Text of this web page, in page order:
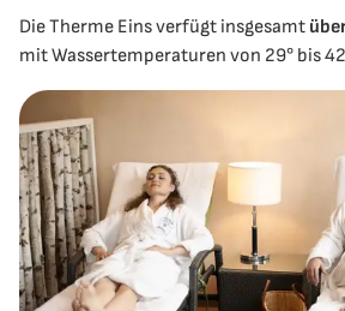
Die Therme Eins verfügt insgesamt
mit Wassertemperaturen von 29° bis